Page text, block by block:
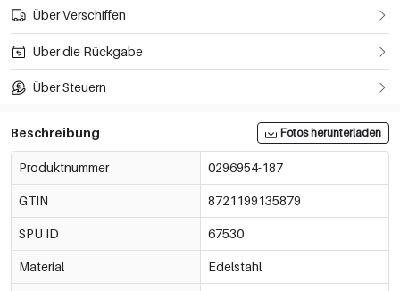
Über Verschiffen
Über die Rückgabe
Über Steuern
Beschreibung Fotos herunterladen
Produktnummer 0296954-187
GTIN 8721199135879
SPU ID 67530
Material Edelstahl